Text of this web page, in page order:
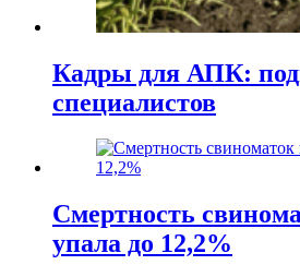
Кадры для АПК:
специалистов
Смертность
упала до 12,2%